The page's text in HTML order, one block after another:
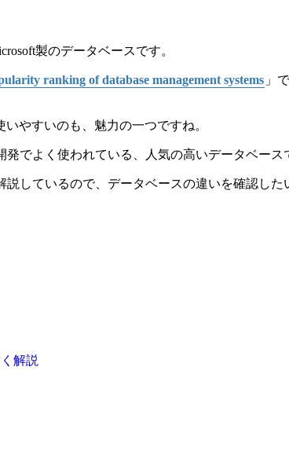
製のデータベースです。
ranking of database management systems 」
いやすいのも、魅力の一つですね。
でよく使われている、人気の高いデータベース
しているので、データベースの違いを確認した
解説